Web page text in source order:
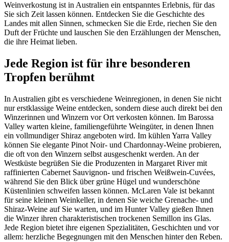
Weinverkostung ist in Australien ein entspanntes Erlebnis, für das
Sie sich Zeit lassen können. Entdecken Sie die Geschichte des
Landes mit allen Sinnen, schmecken Sie die Erde, riechen Sie den
Duft der Früchte und lauschen Sie den Erzählungen der Menschen,
die ihre Heimat lieben.
Jede Region ist für ihre besonderen
Tropfen berühmt
In Australien gibt es verschiedene Weinregionen, in denen Sie nicht
nur erstklassige Weine entdecken, sondern diese auch direkt bei den
Winzerinnen und Winzern vor Ort verkosten können. Im Barossa
Valley warten kleine, familiengeführte Weingüter, in denen Ihnen
ein vollmundiger Shiraz angeboten wird. Im kühlen Yarra Valley
können Sie elegante Pinot Noir- und Chardonnay-Weine probieren,
die oft von den Winzern selbst ausgeschenkt werden. An der
Westküste begrüßen Sie die Produzenten in Margaret River mit
raffinierten Cabernet Sauvignon- und frischen Weißwein-Cuvées,
während Sie den Blick über grüne Hügel und wunderschöne
Küstenlinien schweifen lassen können. McLaren Vale ist bekannt
für seine kleinen Weinkeller, in denen Sie weiche Grenache- und
Shiraz-Weine auf Sie warten, und im Hunter Valley gießen Ihnen
die Winzer ihren charakteristischen trockenen Semillon ins Glas.
Jede Region bietet ihre eigenen Spezialitäten, Geschichten und vor
allem: herzliche Begegnungen mit den Menschen hinter den Reben.